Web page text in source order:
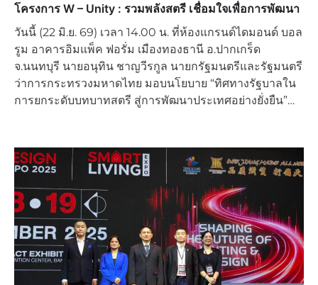
โครงการ W – Unity : รวมพลังสตรี เชื่อมใจเพื่อการพัฒนา
วันนี้ (22 มิ.ย. 69) เวลา 14.00 น. ที่ห้องแกรนด์ไดมอนด์ บอล
รูม อาคารอิมแพ็ค ฟอรั่ม เมืองทองธานี อ.ปากเกร็ด
จ.นนทบุรี นายอนุทิน ชาญวีรกูล นายกรัฐมนตรีและรัฐมนตรี
ว่าการกระทรวงมหาดไทย มอบนโยบาย “ทิศทางรัฐบาลใน
การยกระดับบทบาทสตรี สู่การพัฒนาประเทศอย่างยั่งยืน”…